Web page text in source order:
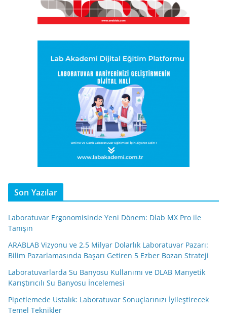
Son Yazılar
Laboratuvar Ergonomisinde Yeni Dönem: Dlab MX Pro ile
Tanışın
ARABLAB Vizyonu ve 2,5 Milyar Dolarlık Laboratuvar Pazarı:
Bilim Pazarlamasında Başarı Getiren 5 Ezber Bozan Strateji
Laboratuvarlarda Su Banyosu Kullanımı ve DLAB Manyetik
Karıştırıcılı Su Banyosu İncelemesi
Pipetlemede Ustalık: Laboratuvar Sonuçlarınızı İyileştirecek
Temel Teknikler